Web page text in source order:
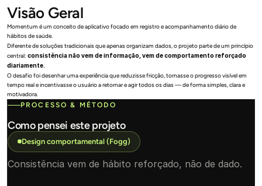
Visão Geral
Momentum é um conceito de aplicativo focado em registro e acompanhamento diário de
hábitos de saúde.
Diferente de soluções tradicionais que apenas organizam dados, o projeto parte de um princípio
central: consistência não vem de informação, vem de comportamento reforçado
diariamente.
O desafio foi desenhar uma experiência que reduzisse fricção, tornasse o progresso visível em
tempo real e incentivasse o usuário a retornar e agir todos os dias — de forma simples, clara e
motivadora.
PROCESSO & MÉTODO
Como pensei este projeto
Design comportamental (Fogg)
Consistência vem de hábito reforçado, não de dado.